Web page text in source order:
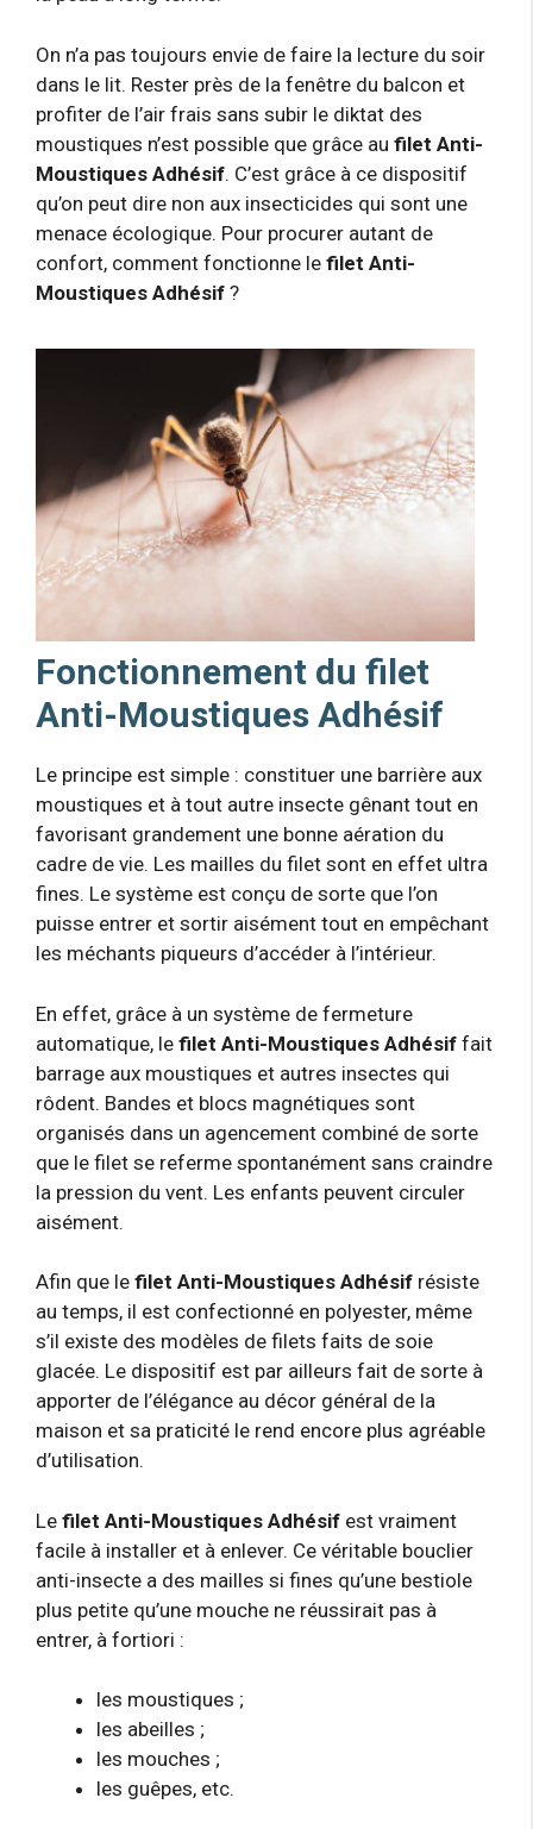
On n’a pas toujours envie de faire la lecture du soir
dans le lit. Rester près de la fenêtre du balcon et
profiter de l’air frais sans subir le diktat des
moustiques n’est possible que grâce au filet Anti-
Moustiques Adhésif. C’est grâce à ce dispositif
qu’on peut dire non aux insecticides qui sont une
menace écologique. Pour procurer autant de
confort, comment fonctionne le filet Anti-
Moustiques Adhésif ?
Fonctionnement du filet
Anti-Moustiques Adhésif
Le principe est simple : constituer une barrière aux
moustiques et à tout autre insecte gênant tout en
favorisant grandement une bonne aération du
cadre de vie. Les mailles du filet sont en effet ultra
fines. Le système est conçu de sorte que l’on
puisse entrer et sortir aisément tout en empêchant
les méchants piqueurs d’accéder à l’intérieur.
En effet, grâce à un système de fermeture
automatique, le filet Anti-Moustiques Adhésif fait
barrage aux moustiques et autres insectes qui
rôdent. Bandes et blocs magnétiques sont
organisés dans un agencement combiné de sorte
que le filet se referme spontanément sans craindre
la pression du vent. Les enfants peuvent circuler
aisément.
Afin que le filet Anti-Moustiques Adhésif résiste
au temps, il est confectionné en polyester, même
s’il existe des modèles de filets faits de soie
glacée. Le dispositif est par ailleurs fait de sorte à
apporter de l’élégance au décor général de la
maison et sa praticité le rend encore plus agréable
d’utilisation.
Le filet Anti-Moustiques Adhésif est vraiment
facile à installer et à enlever. Ce véritable bouclier
anti-insecte a des mailles si fines qu’une bestiole
plus petite qu’une mouche ne réussirait pas à
entrer, à fortiori :
les moustiques ;
les abeilles ;
les mouches ;
les guêpes, etc.